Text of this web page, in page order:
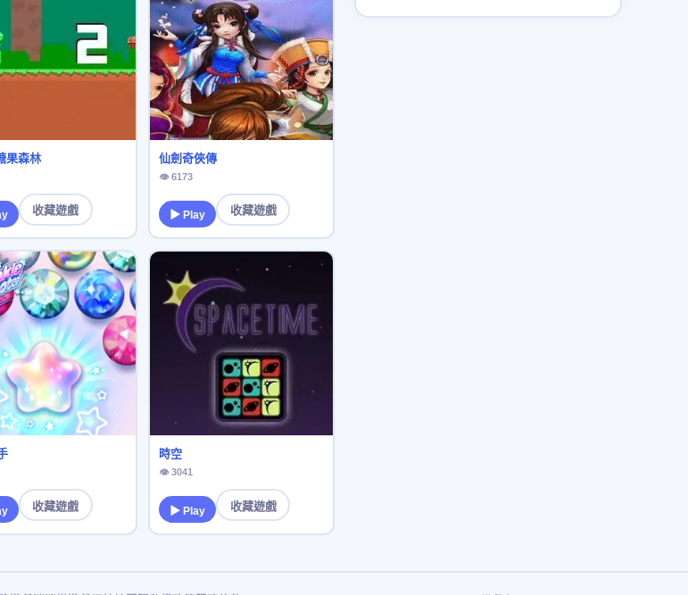
果森林
收藏遊戲
仙劍奇俠傳
👁 6173
▶ Play 收藏遊戲
收藏遊戲
時空
👁 3041
▶ Play 收藏遊戲